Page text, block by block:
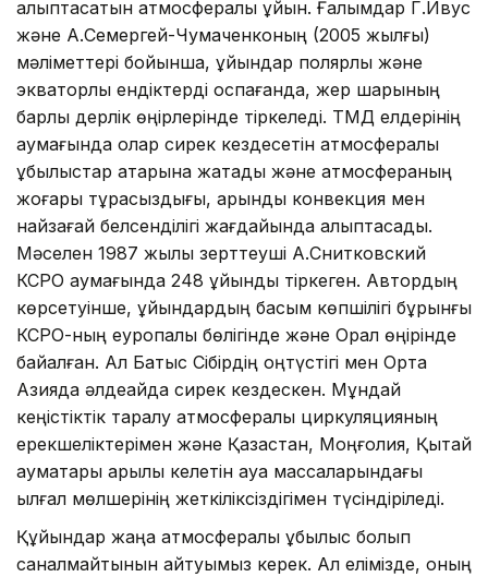
қалыптасатын атмосфералық құйын. Ғалымдар Г.Ивус
және А.Семергей-Чумаченконың (2005 жылғы)
мәліметтері бойынша, құйындар полярлық және
экваторлық ендіктерді қоспағанда, жер шарының
барлық дерлік өңірлерінде тіркеледі. ТМД елдерінің
аумағында олар сирек кездесетін атмосфералық
құбылыстар қатарына жатады және атмосфераның
жоғары тұрақсыздығы, қарқынды конвекция мен
найзағай белсенділігі жағдайында қалыптасады.
Мәселен 1987 жылы зерттеуші А.Снитковский
КСРО аумағында 248 құйынды тіркеген. Автордың
көрсетуінше, құйындардың басым көпшілігі бұрынғы
КСРО-ның еуропалық бөлігінде және Орал өңірінде
байқалған. Ал Батыс Сібірдің оңтүстігі мен Орта
Азияда әлдеқайда сирек кездескен. Мұндай
кеңістіктік таралу атмосфералық циркуляцияның
ерекшеліктерімен және Қазақстан, Моңғолия, Қытай
аумақтары арқылы келетін ауа массаларындағы
ылғал мөлшерінің жеткіліксіздігімен түсіндіріледі.
Құйындар жаңа атмосфералық құбылыс болып
саналмайтынын айтуымыз керек. Ал елімізде, оның